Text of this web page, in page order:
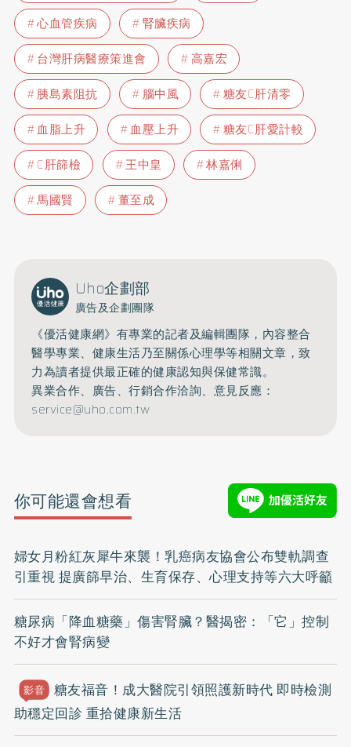
心血管疾病
腎臟疾病
台灣肝病醫療策進會
高嘉宏
胰島素阻抗
腦中風
糖友C肝清零
血脂上升
血壓上升
糖友C肝愛計較
C肝篩檢
王中皇
林嘉俐
馬國賢
董至成
Uho企劃部
廣告及企劃團隊
《優活健康網》有專業的記者及編輯團隊，內容整合
醫學專業、健康生活乃至關係心理學等相關文章，致
力為讀者提供最正確的健康認知與保健常識。
異業合作、廣告、行銷合作洽詢、意見反應：
service@uho.com.tw
你可能還會想看
婦女月粉紅灰犀牛來襲！乳癌病友協會公布雙軌調查
引重視 提廣篩早治、生育保存、心理支持等六大呼籲
糖尿病「降血糖藥」傷害腎臟？醫揭密：「它」控制
不好才會腎病變
影音
糖友福音！成大醫院引領照護新時代 即時檢測
助穩定回診 重拾健康新生活